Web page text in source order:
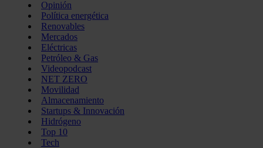
Opinión
Política energética
Renovables
Mercados
Eléctricas
Petróleo & Gas
Videopodcast
NET ZERO
Movilidad
Almacenamiento
Startups & Innovación
Hidrógeno
Top 10
Tech